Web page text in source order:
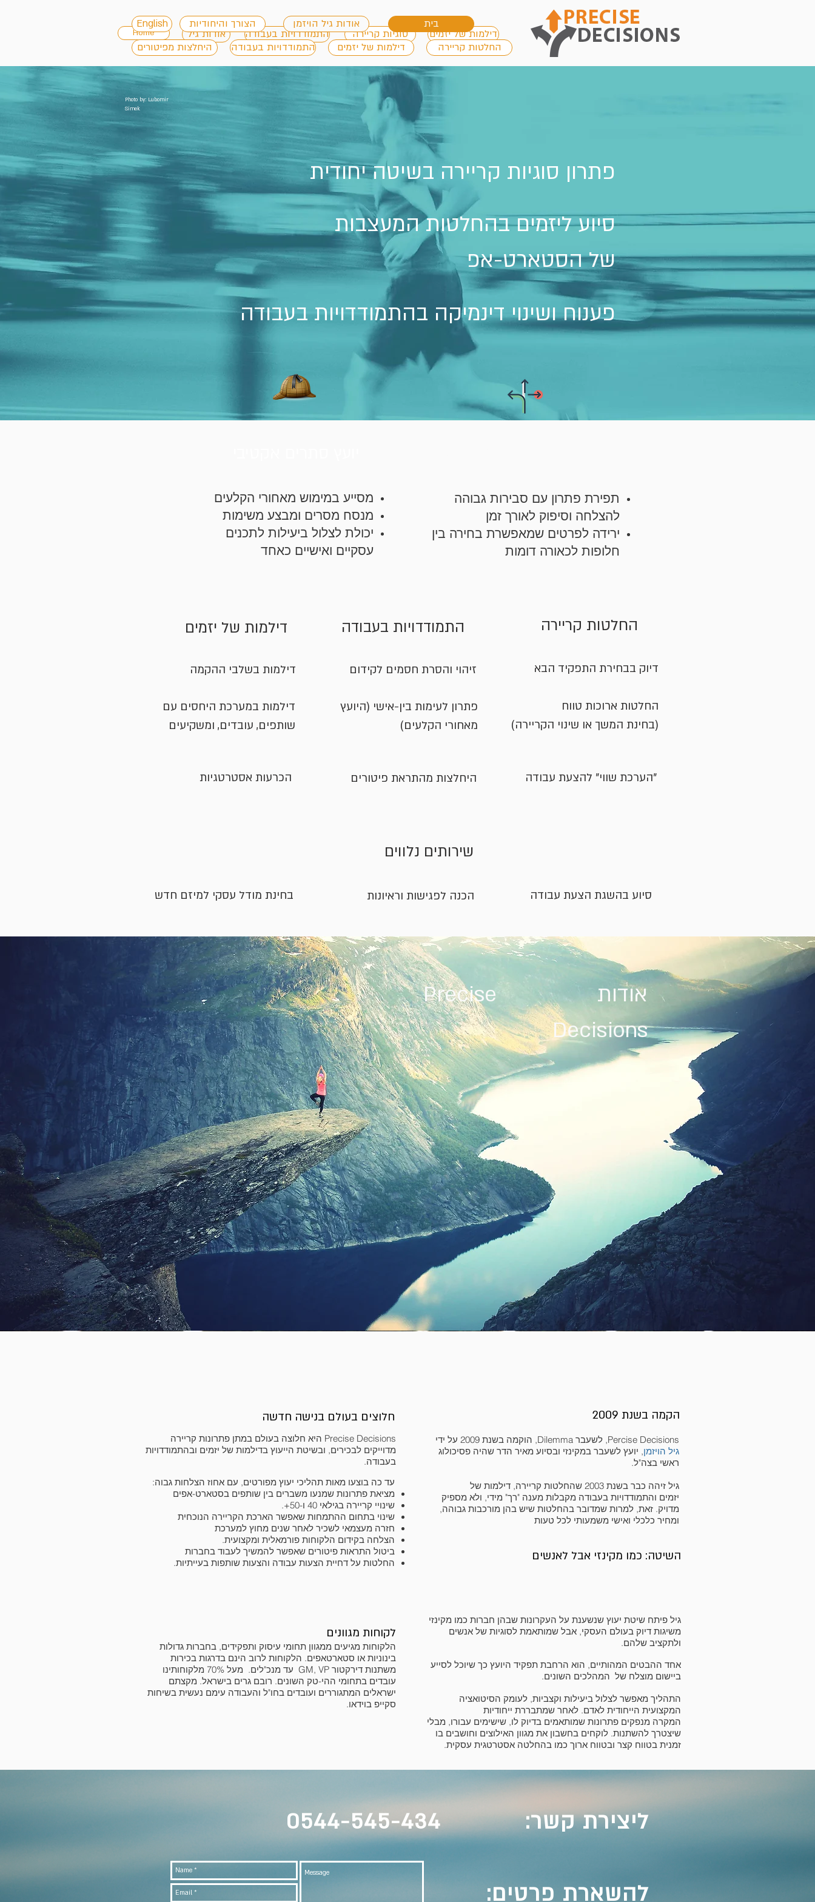
Home אודות גיל התמודדויות בעבודה סוגיות קריירה דילמות של יזמים
English הצורך והיחודיות אודות גיל הויזמן
בית
היחלצות מפיטורים
התמודדויות בעבודה דילמות של יזמים החלטות קריירה
Photo by: Lubomir
Simek
פתרון סוגיות קריירה בשיטה יחודית
מסייע במימוש מאחורי הקלעים
מנסח מסרים ומבצע משימות
יכולת לצלול ביעילות לתכנים
עסקיים ואישיים כאחד
תפירת פתרון עם סבירות גבוהה
להצלחה וסיפוק לאורך זמן
ירידה לפרטים שמאפשרת בחירה בין
חלופות לכאורה דומות
פענוח ושינוי דינמיקה בהתמודדויות בעבודה
סיוע ליזמים בהחלטות המעצבות
של הסטארט-אפ
דילמות בשלבי ההקמה
דילמות במערכת היחסים עם
שותפים, עובדים, ומשקיעים
הכרעות אסטרטגיות
דילמות של יזמים
היחלצות מהתראת פיטורים
פתרון לעימות בין-אישי (היועץ
מאחורי הקלעים)
זיהוי והסרת חסמים לקידום
התמודדויות בעבודה
דיוק בבחירת התפקיד הבא
החלטות ארוכות טווח
(בחינת המשך או שינוי הקריירה)
"הערכת שווי" להצעת עבודה
החלטות קריירה
שירותים נלווים
בחינת מודל עסקי למיזם חדש הכנה לפגישות וראיונות סיוע בהשגת הצעת עבודה
תיאור מקרה
תיאור מקרה
התמודדויות
בעבודה
היחלצות מהתראה לפיטורים לאחר ירידה בביצועים
פתרון בעיות במערכת היחסים עם מנהל, שותף או עובד
פתרון דילמות ניהוליות
מימוש החלטות קריירה החלטות לגבי אנשי מפתח בארגון
תכנון המשך או שינוי בקריירה
"הערכת שווי" להצעת עבודה
Button
אודות Precise
Decisions
Precise Decisions היא חלוצה בעולם במתן פתרונות קריירה
מדוייקים לבכירים, ובשיטת הייעוץ בדילמות של יזמים ובהתמודדויות
בעבודה.
חלוצים בעולם בנישה חדשה
עד כה בוצעו מאות תהליכי יעוץ מפורטים, עם אחוז הצלחות גבוה:
מציאת פתרונות שמנעו משברים בין שותפים בסטארט-אפים
שינויי קריירה בגילאי 40 ו-50+.
שינוי בתחום ההתמחות שאפשר הארכת הקריירה הנוכחית
חזרה מעצמאי לשכיר לאחר שנים מחוץ למערכת
הצלחה בקידום הלקוחות פורמאלית ומקצועית.
ביטול התראות פיטורים שאפשר להמשיך לעבוד בחברות
החלטות על דחיית הצעות עבודה והצעות שותפות בעייתיות.
הלקוחות מגיעים ממגוון תחומי עיסוק ותפקידים, בחברות גדולות
בינוניות או סטארטאפים. הלקוחות לרוב הינם בדרגות בכירות
משתנות דירקטור GM, VP עד מנכ"לים. מעל 70% מלקוחותינו
עובדים בתחומי ההי-טק השונים. רובם גרים בישראל. מקצתם
ישראלים המתגוררים ועובדים בחו"ל והעבודה עימם נעשית בשיחות
סקייפ בוידאו.
לקוחות מגוונים
הקמה בשנת 2009
Percise Decisions, לשעבר Dilemma, הוקמה בשנת 2009 על ידי
גיל הויזמן, יועץ לשעבר במקינזי ובסיוע מאיר הדר שהיה פסיכולוג
ראשי בצה"ל.
גיל זיהה כבר בשנת 2003 שהחלטות קריירה, דילמות של
יזמים והתמודדויות בעבודה מקבלות מענה "רך" מידי, ולא מספיק
מדויק. זאת, למרות שמדובר בהחלטות שיש בהן מורכבות גבוהה,
ומחיר כלכלי ואישי משמעותי לכל טעות
השיטה: כמו מקינזי אבל לאנשים
גיל פיתח שיטת יעוץ שנשענת על העקרונות שבהן חברות כמו מקינזי
משיגות דיוק בעולם העסקי, אבל שמותאמת לסוגיות של אנשים
ולתקציב שלהם.
אחד ההבטים המהותיים, הוא הרחבת תפקיד היועץ כך שיוכל לסייע
ביישום מוצלח של המהלכים השונים.
התהליך מאפשר לצלול ביעילות וקצביות, לעומק הסיטואציה
המקצועית הייחודית לאדם. לאחר שמתבררת ייחודיות
המקרה מנפקים פתרונות שמותאמים בדיוק לו, שישימים עבורו, מבלי
שיצטרך להשתנות. לוקחים בחשבון את מגוון האילוצים וחושבים בו
זמנית בטווח קצר ובטווח ארוך כמו בהחלטה אסטרטגית עסקית.
0544-545-434 :ליצירת קשר
:להשארת פרטים